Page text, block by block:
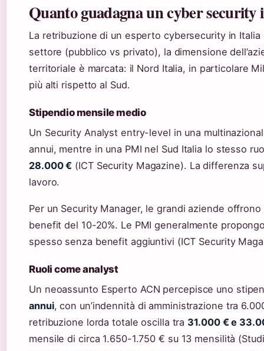
Quanto guadagna un cyber security
La retribuzione di un esperto cybersecurity in
settore (pubblico vs privato), la dimensione
territoriale è marcata: il Nord Italia, in particolare
più alti rispetto al Sud.
Stipendio mensile medio
Un Security Analyst entry-level in una
annui, mentre in una PMI nel Sud Italia lo stesso
28.000 € (ICT Security Magazine). La differenza
lavoro.
Per un Security Manager, le grandi aziende
benefit del 10-20%. Le PMI generalmente
spesso senza benefit aggiuntivi (ICT Security
Ruoli come analyst
Un neoassunto Esperto ACN percepisce uno
annui, con un’indennità di amministrazione tra
retribuzione lorda totale oscilla tra 31.000 € e
mensile di circa 1.650-1.750 € su 13 mensilità